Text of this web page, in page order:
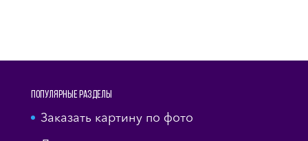
Популярные разделы
Заказать картину по фото